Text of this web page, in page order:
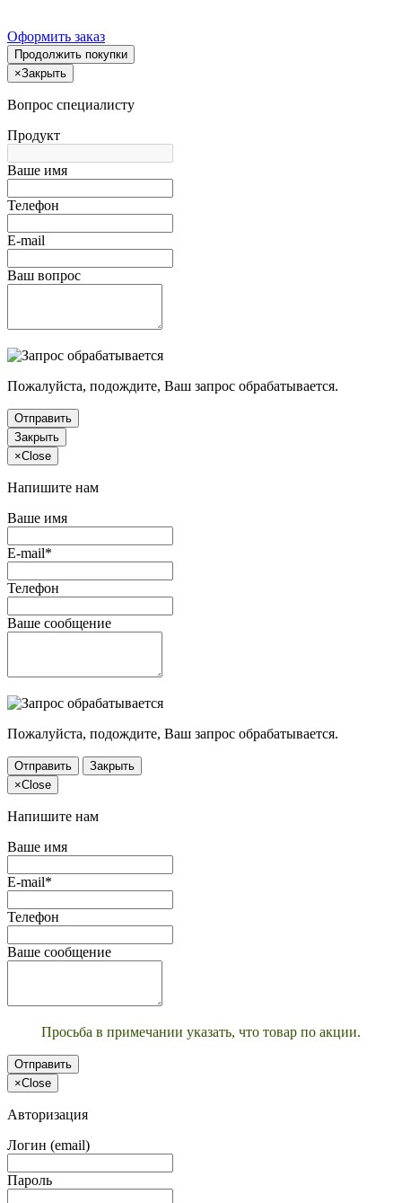
Оформить заказ
Продолжить покупки
×Закрыть
Вопрос специалисту
Продукт
Ваше имя
Телефон
E-mail
Ваш вопрос
Пожалуйста, подождите, Ваш запрос обрабатывается.
Отправить
Закрыть
×Close
Напишите нам
Ваше имя
E-mail*
Телефон
Ваше сообщение
Пожалуйста, подождите, Ваш запрос обрабатывается.
Отправить
Закрыть
×Close
Напишите нам
Ваше имя
E-mail*
Телефон
Ваше сообщение
Просьба в примечании указать, что товар по акции.
Отправить
×Close
Авторизация
Логин (email)
Пароль